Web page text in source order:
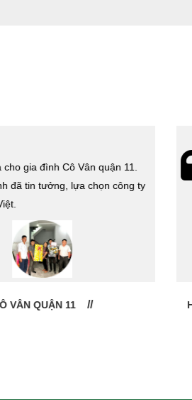
đình Cô Vân quận 11.
tưởng, lựa chọn công ty
11 HỢP